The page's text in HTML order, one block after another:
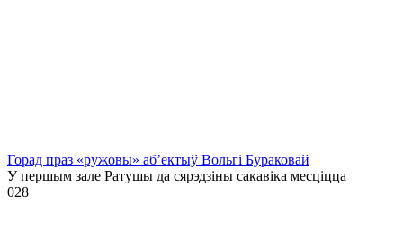
Горад праз «ружовы» аб’ектыў Вольгі Бураковай
У першым зале Ратушы да сярэдзіны сакавіка месціцца
028